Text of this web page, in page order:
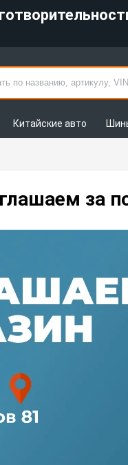
Китайские авто
за